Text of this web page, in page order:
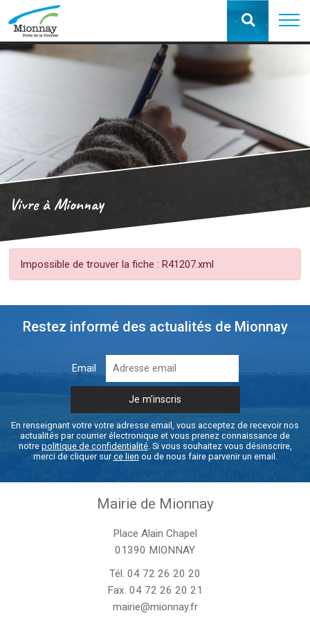
Vivre à Mionnay
Impossible de trouver la fiche : R41207.xml
Restez informé des actualités de Mionnay
Email
En renseignant votre votre adresse email, vous acceptez de recevoir nos
actualités par courrier électronique et vous prenez connaissance de
notre politique de confidentialité. Si vous souhaitez vous désinscrire,
merci de cliquer surce lien ou de nous faire parvenir un email.
Mairie de Mionnay
Place Alain Chapel
01390 MIONNAY
Tél. 04 72 26 20 20
Fax. 04 72 26 20 21
mairie@mionnay.fr